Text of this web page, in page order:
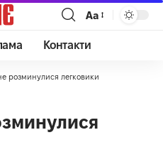
Аа
Контакти
розминулися легковики